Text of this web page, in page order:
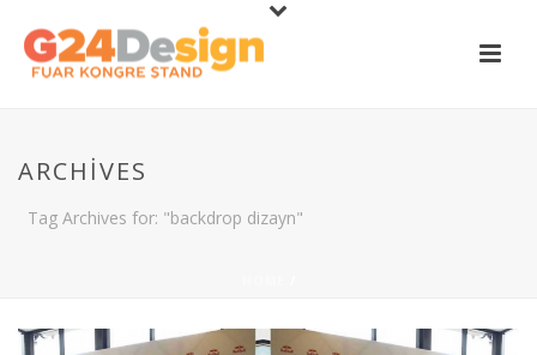
ARCHIVES
Tag Archives for: "backdrop dizayn"